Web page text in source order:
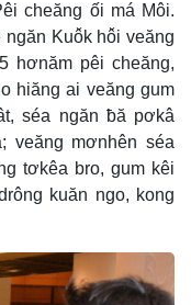
cheăng ối má Môi.
ngăn Kuô̆k hô̆i veăng
hơnăm pêi cheăng,
hiăng ai veăng gum
séa ngăn ƀă pơkâ
veăng mơnhên séa
tơkêa bro, gum kêi
kuăn ngo, kong